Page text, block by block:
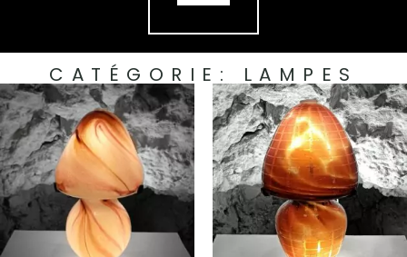
CATÉGORIE: LAMPES